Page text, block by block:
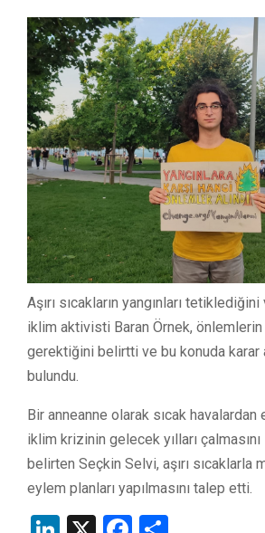
Aşırı sıcakların yangınları
iklim aktivisti Baran Örnek, önlemlerin
gerektiğini belirtti ve bu konuda karar
bulundu.
Bir anneanne olarak sıcak
iklim krizinin gelecek yılları
belirten Seçkin Selvi, aşırı sıcaklarla
eylem planları yapılmasını talep etti.